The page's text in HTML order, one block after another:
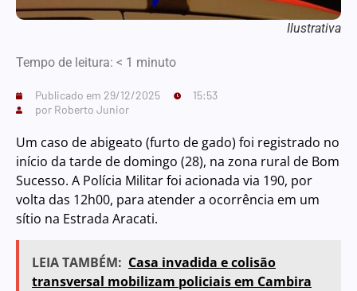
Ilustrativa
Tempo de leitura: < 1 minuto
Publicado em 29/12/2025
15:53
por Roberto Junior
Um caso de abigeato (furto de gado) foi registrado no
início da tarde de domingo (28), na zona rural de Bom
Sucesso. A Polícia Militar foi acionada via 190, por
volta das 12h00, para atender a ocorrência em um
sítio na Estrada Aracati.
LEIA TAMBÉM: Casa invadida e colisão
transversal mobilizam policiais em Cambira